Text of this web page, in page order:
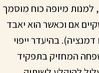
למנות מיופה כוח מוסמך
אם וכאשר הוא יאבד
בהיעדר ייפוי
המחזיק בתפקיד